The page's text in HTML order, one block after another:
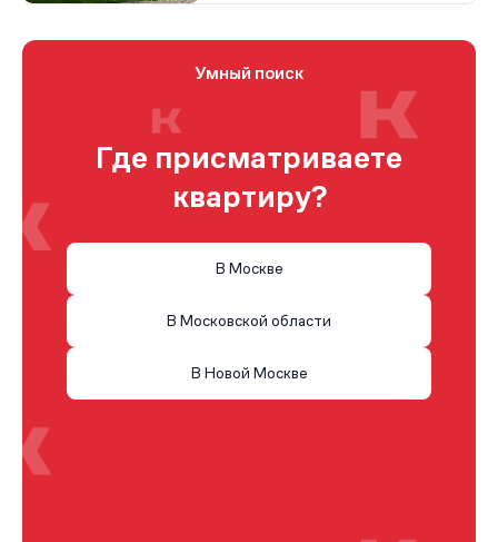
Умный поиск
Где присматриваете
квартиру?
В Москве
В Московской области
В Новой Москве